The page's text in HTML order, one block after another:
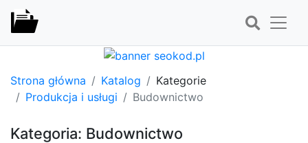
Strona główna Katalog
Kategorie
Produkcja i usługi
Budownictwo
Kategoria: Budownictwo